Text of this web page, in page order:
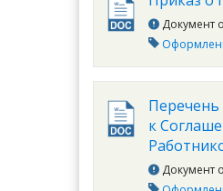
Документ
к
Документ